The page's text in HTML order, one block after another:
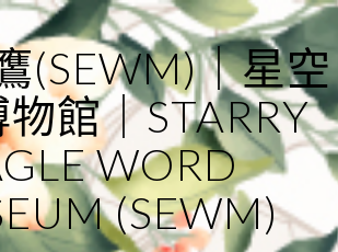
(SEWM)｜星空
館｜STARRY
WORD
(SEWM)